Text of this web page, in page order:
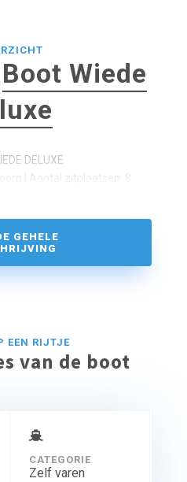
Boot Wiede
DELUXE
| Aantal zitplaatsen: 8
GEHELE
EEN RIJTJE
van de boot
CATEGORIE
Zelf varen